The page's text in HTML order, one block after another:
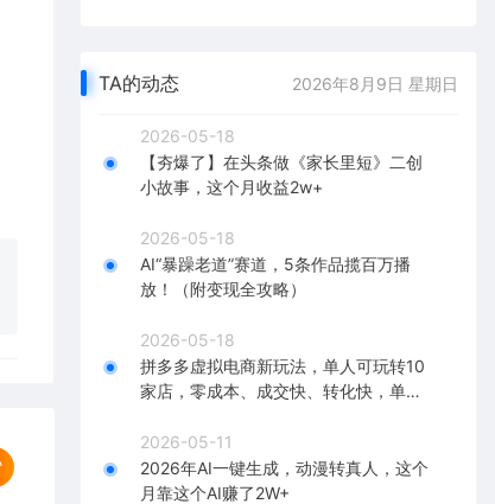
TA的动态 2026年8月9日 星期日
2026-05-18
【夯爆了】在头条做《家长里短》二创
小故事，这个月收益2w+
2026-05-18
AI“暴躁老道”赛道，5条作品揽百万播
放！（附变现全攻略）
2026-05-18
拼多多虚拟电商新玩法，单人可玩转10
家店，零成本、成交快、转化快，单店
2026-05-11
2026年AI一键生成，动漫转真人，这个
月靠这个AI赚了2W+